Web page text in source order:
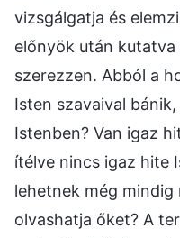
vizsgálgatja és
előnyök után
szerezzen. Abból a
Isten szavaival
Istenben? Van igaz
ítélve nincs igaz hite
lehetnek még mindig
olvashatja őket? A